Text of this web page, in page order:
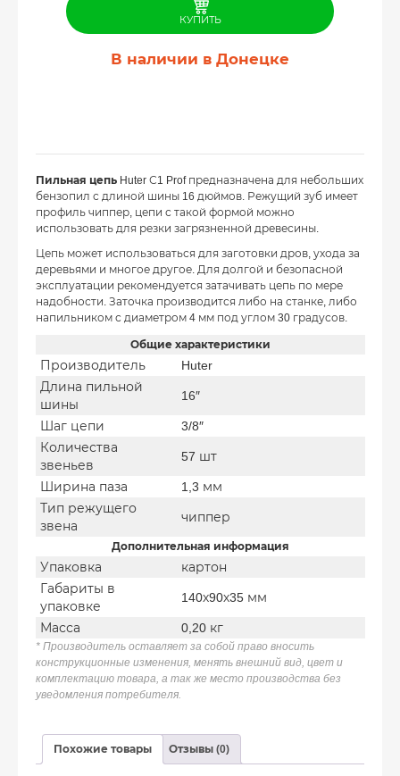
КУПИТЬ
В наличии в Донецке
Пильная цепь Huter С1 Prof предназначена для небольших
бензопил с длиной шины 16 дюймов. Режущий зуб имеет
профиль чиппер, цепи с такой формой можно
использовать для резки загрязненной древесины.
Цепь может использоваться для заготовки дров, ухода за
деревьями и многое другое. Для долгой и безопасной
эксплуатации рекомендуется затачивать цепь по мере
надобности. Заточка производится либо на станке, либо
напильником с диаметром 4 мм под углом 30 градусов.
Общие характеристики
Производитель
Huter
Длина пильной
шины
16″
Шаг цепи
3/8″
Количества
звеньев
57 шт
Ширина паза
1,3 мм
Тип режущего
звена
чиппер
Дополнительная информация
Упаковка
картон
Габариты в
упаковке
140х90х35 мм
Масса 0,20 кг
* Производитель оставляет за собой право вносить
конструкционные изменения, менять внешний вид, цвет и
комплектацию товара, а так же место производства без
уведомления потребителя.
Похожие товары Отзывы (0)